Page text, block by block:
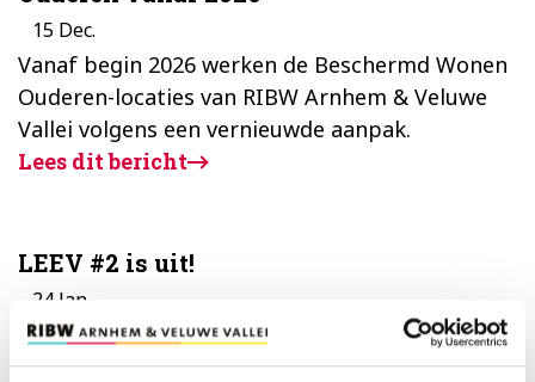
15 Dec.
Vanaf begin 2026 werken de Beschermd Wonen
Ouderen-locaties van RIBW Arnhem & Veluwe
Vallei volgens een vernieuwde aanpak.
Lees dit bericht
LEEV #2 is uit!
24 Jan.
In deze editie vind je wederom een mooie mix
van verhalen en reportages met prachtige